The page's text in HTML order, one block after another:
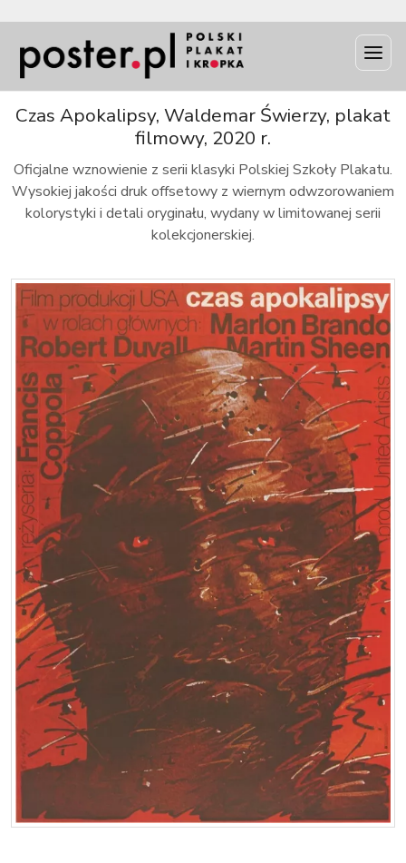
Czas Apokalipsy, Waldemar Świerzy, plakat
filmowy, 2020 r.
Oficjalne wznowienie z serii klasyki Polskiej Szkoły Plakatu.
Wysokiej jakości druk offsetowy z wiernym odwzorowaniem
kolorystyki i detali oryginału, wydany w limitowanej serii
kolekcjonerskiej.